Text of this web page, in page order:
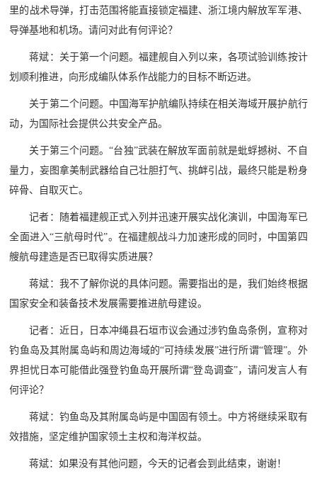
里的战术导弹，打击范围将能直接锁定福建、浙江境内解放军军港、
导弹基地和机场。请问对此有何评论？
蒋斌：关于第一个问题。福建舰自入列以来，各项试验训练按计
划顺利推进，向形成编队体系作战能力的目标不断迈进。
关于第二个问题。中国海军护航编队持续在相关海域开展护航行
动，为国际社会提供公共安全产品。
关于第三个问题。“台独”武装在解放军面前就是蚍蜉撼树、不自
量力，妄图拿美制武器给自己壮胆打气、挑衅引战，最终只能是粉身
碎骨、自取灭亡。
记者：随着福建舰正式入列并迅速开展实战化演训，中国海军已
全面进入“三航母时代”。在福建舰战斗力加速形成的同时，中国第四
艘航母建造是否已取得实质进展？
蒋斌：我不了解你说的具体问题。需要指出的是，我们始终根据
国家安全和装备技术发展需要推进航母建设。
记者：近日，日本冲绳县石垣市议会通过涉钓鱼岛条例，宣称对
钓鱼岛及其附属岛屿和周边海域的“可持续发展”进行所谓“管理”。外
界担忧日本可能借此强登钓鱼岛开展所谓“登岛调查”，请问发言人有
何评论？
蒋斌：钓鱼岛及其附属岛屿是中国固有领土。中方将继续采取有
效措施，坚定维护国家领土主权和海洋权益。
蒋斌：如果没有其他问题，今天的记者会到此结束，谢谢！